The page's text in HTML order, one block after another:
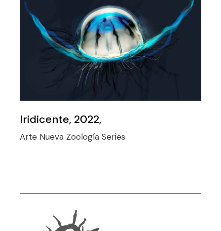
Iridicente, 2022,
Arte Nueva ZoologíaSeries